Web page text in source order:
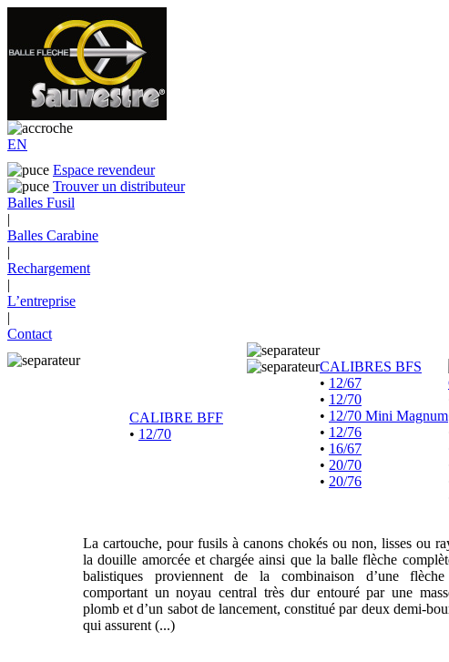
EN
Espace revendeur
Trouver un distributeur
Balles Fusil
|
Balles Carabine
|
Rechargement
|
L’entreprise
|
Contact
CALIBRE BFF
• 12/70
CALIBRES BFS
• 12/67
• 12/70
• 12/70 Mini Magnum
• 12/76
• 16/67
• 20/70
• 20/76
La cartouche, pour fusils à canons chokés ou non, lisses ou
la douille amorcée et chargée ainsi que la balle flèche
balistiques proviennent de la combinaison d’une flèche
comportant un noyau central très dur entouré par une
plomb et d’un sabot de lancement, constitué par deux demi-
qui assurent (...)